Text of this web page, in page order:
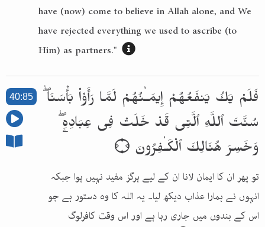
have (now) come to believe in Allah alone, and We
have rejected everything we used to ascribe (to
Him) as partners."
فَلَمْ يَكُ يَنفَعُهُمْ إِيمَـٰنُهُمْ لَمَّا رَأَوْا۟ بَأْسَنَا ۖ
سُنَّتَ ٱللَّهِ ٱلَّتِى قَدْ خَلَتْ فِى عِبَادِهِۦ ۖ
وَخَسِرَ هُنَالِكَ ٱلْكَـٰفِرُونَ ۝
تو پھر ان کا ایمان لانا ان کے لیے ہرگز مفید نہیں ہوا جبکہ
انہوں نے ہمارا عذاب دیکھ لیا۔ یہ اللہ کا وہ دستور ہے جو
اس کے بندوں میں جاری رہا ہے اور اس وقت کافرلوگ
40:85